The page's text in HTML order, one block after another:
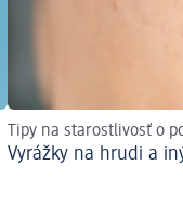
Tipy na starostlivosť o
Vyrážky na hrudi a